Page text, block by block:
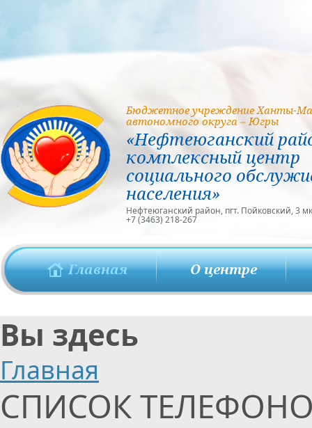
Бюджетное учреждение Ханты-
автономного округа – Югры
«Нефтеюганский
комплексный центр
социального
населения»
Нефтеюганский район, пгт. Пойковский, 3
+7 (3463) 218-267
Главная О центре
Вы здесь
Главная
СПИСОК